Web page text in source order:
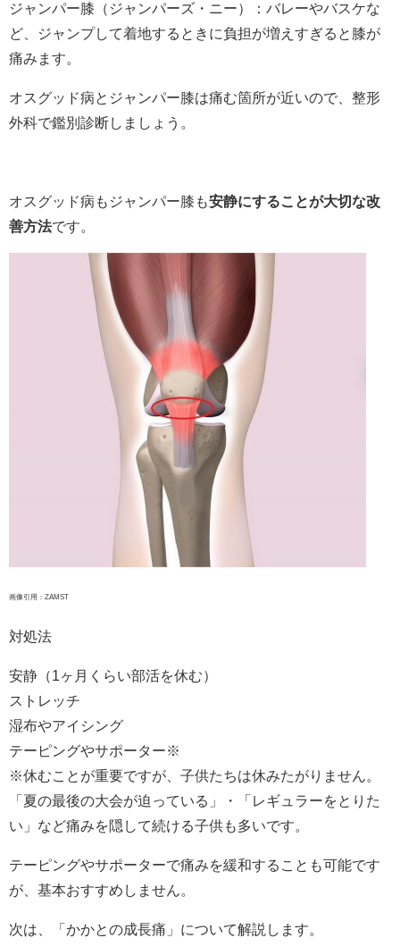
ジャンパー膝（ジャンパーズ・ニー）：バレーやバスケな
ど、ジャンプして着地するときに負担が増えすぎると膝が
痛みます。
オスグッド病とジャンパー膝は痛む箇所が近いので、整形
外科で鑑別診断しましょう。
オスグッド病もジャンパー膝も安静にすることが大切な改
善方法です。
画像引用：ZAMST
対処法
安静（1ヶ月くらい部活を休む）
ストレッチ
湿布やアイシング
テーピングやサポーター※
※休むことが重要ですが、子供たちは休みたがりません。
「夏の最後の大会が迫っている」・「レギュラーをとりた
い」など痛みを隠して続ける子供も多いです。
テーピングやサポーターで痛みを緩和することも可能です
が、基本おすすめしません。
次は、「かかとの成長痛」について解説します。